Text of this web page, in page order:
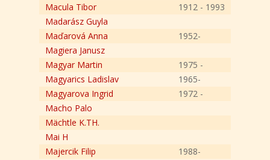
Macula Tibor
1912 - 1993
Madarász Guyla
Maďarová Anna
1952-
Magiera Janusz
Magyar Martin
1975 -
Magyarics Ladislav
1965-
Magyarova Ingrid
1972 -
Macho Palo
Mächtle K.TH.
Mai H
Majercik Filip
1988-